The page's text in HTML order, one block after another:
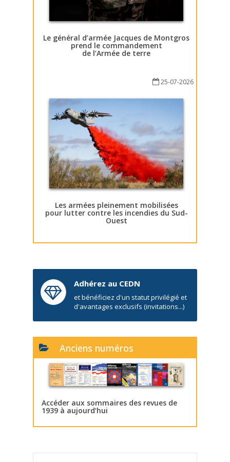
Le général d’armée Jacques de Montgros
prend le commandement
de l’Armée de terre
25-07-2026
Les armées pleinement mobilisées
pour lutter contre les incendies du Sud-
Ouest
Adhérez au CEDN
et bénéficiez d'un statut privilégié et
d'avantages exclusifs (invitations...)
Anciens numéros
Accéder aux sommaires des revues de
1939 à aujourd’hui